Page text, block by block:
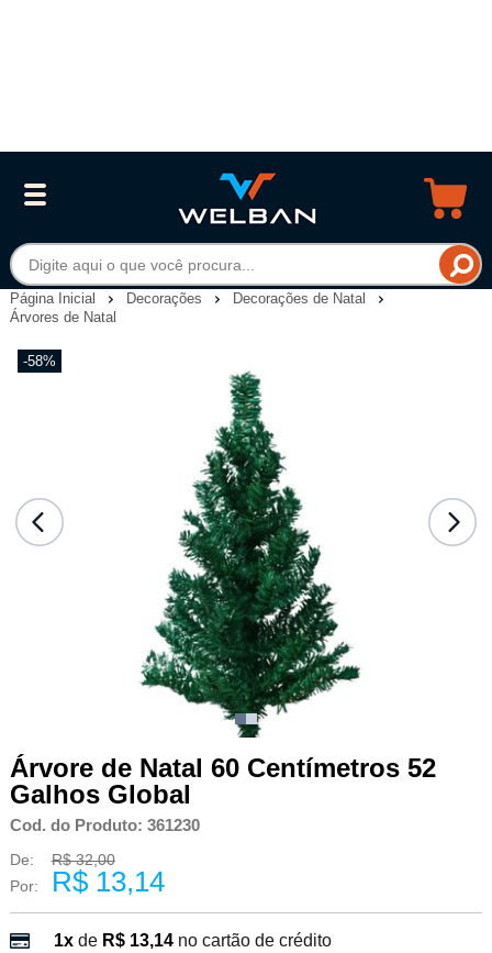
Página Inicial Decorações
Decorações de Natal
Árvores de Natal
-58%
Árvore de Natal 60 Centímetros 52
Galhos Global
Cod. do Produto: 361230
De:
R$ 32,00
Por:
R$ 13,14
1xde R$ 13,14 no cartão de crédito